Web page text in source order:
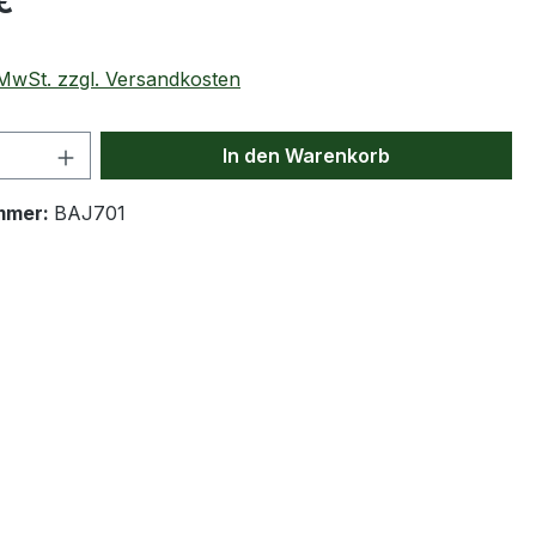
zzgl. Versandkosten
Anzahl: Gib den gewünschten Wert
In den Warenkorb
BAJ701